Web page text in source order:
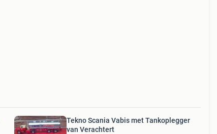
Tekno Scania Vabis met Tankoplegger
van Verachtert